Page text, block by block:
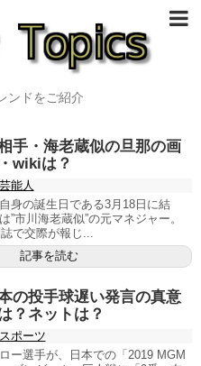
ンドをご紹介
手・海老蔵似の旦那の画
wikiは？
芸能人
身の誕生日である3月18日に結
”市川海老蔵似”の元マネジャー。
で交際が報じ...
記事を読む
の投手球遅い発言の真意
？ネットは？
スポーツ
ー選手が、日本での「2019 MGM